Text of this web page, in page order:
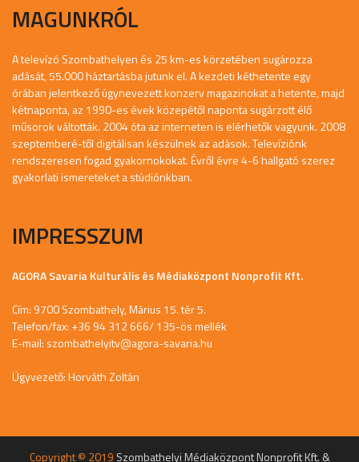
MAGUNKRÓL
A televízó Szombathelyen és 25 km-es körzetében sugározza
adását, 55.000 háztartásba jutunk el. A kezdeti kéthetente egy
órában jelentkező úgynevezett konzerv magazinokat a hetente, majd
kétnaponta, az 1990-es évek közepétől naponta sugárzott élő
műsorok váltották. 2004 óta az interneten is elérhetők vagyunk. 2008
szeptemberé-től digitálisan készülnek az adások. Televíziónk
rendszeresen fogad gyakornokokat. Évről évre 4-6 hallgató szerez
gyakorlati ismereteket a stúdiónkban.
IMPRESSZUM
AGORA Savaria Kulturális és Médiaközpont Nonprofit Kft.
Cím: 9700 Szombathely, Márius 15. tér 5.
Telefon/fax: +36 94 312 666/ 135-ös mellék
E-mail: szombathelyitv@agora-savaria.hu
Ügyvezető: Horváth Zoltán
Copyright © 2019 Szombathelyi Médiaközpont Nonprofit Kft. &